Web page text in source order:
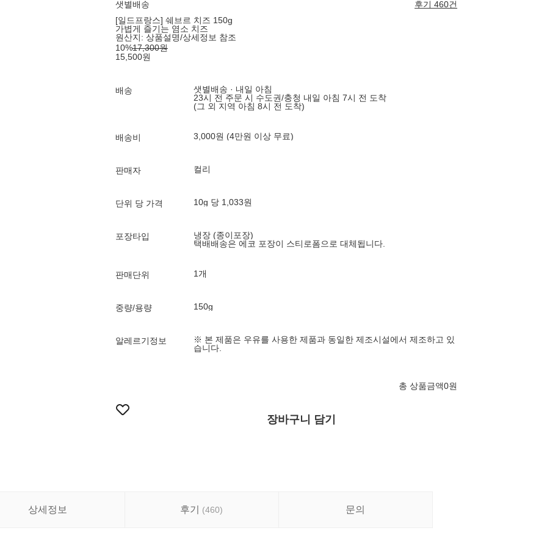
샛별배송
후기 460건
[일드프랑스] 쉐브르 치즈 150g
가볍게 즐기는 염소 치즈
원산지: 상품설명/상세정보 참조
10%17,300원
15,500원
배송
샛별배송 · 내일 아침
23시 전 주문 시 수도권/충청 내일 아침 7시 전 도착
(그 외 지역 아침 8시 전 도착)
배송비 3,000원 (4만원 이상 무료)
판매자 컬리
단위 당 가격 10g 당 1,033원
포장타입
냉장 (종이포장)
택배배송은 에코 포장이 스티로폼으로 대체됩니다.
판매단위 1개
중량/용량 150g
알레르기정보
※ 본 제품은 우유를 사용한 제품과 동일한 제조시설에서 제조하고 있
습니다.
총 상품금액0원
장바구니 담기
상세정보 후기 (460) 문의